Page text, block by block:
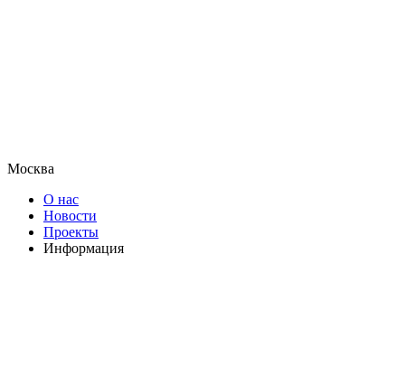
Москва
О нас
Новости
Проекты
Информация